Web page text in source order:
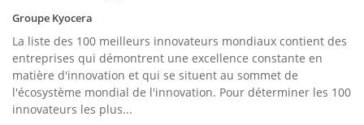
Groupe Kyocera
La liste des 100 meilleurs innovateurs mondiaux contient des
entreprises qui démontrent une excellence constante en
matière d'innovation et qui se situent au sommet de
l'écosystème mondial de l'innovation. Pour déterminer les 100
innovateurs les plus...